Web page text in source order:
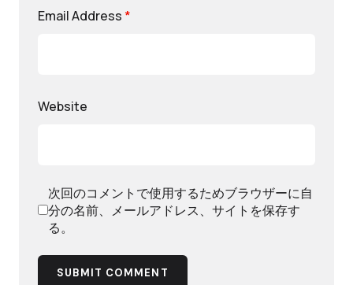
Email Address *
Website
次回のコメントで使用するためブラウザーに自
分の名前、メールアドレス、サイトを保存す
る。
SUBMIT COMMENT